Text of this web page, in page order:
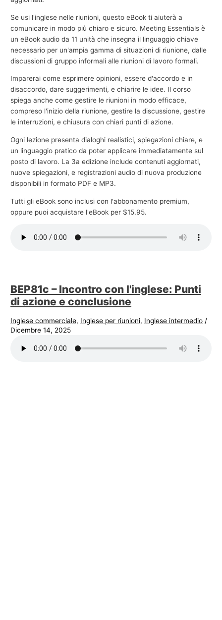
Se usi l'inglese nelle riunioni, questo eBook ti aiuterà a
comunicare in modo più chiaro e sicuro. Meeting Essentials è
un eBook audio da 11 unità che insegna il linguaggio chiave
necessario per un'ampia gamma di situazioni di riunione, dalle
discussioni di gruppo informali alle riunioni di lavoro formali.
Imparerai come esprimere opinioni, essere d'accordo e in
disaccordo, dare suggerimenti, e chiarire le idee. Il corso
spiega anche come gestire le riunioni in modo efficace,
compreso l'inizio della riunione, gestire la discussione, gestire
le interruzioni, e chiusura con chiari punti di azione.
Ogni lezione presenta dialoghi realistici, spiegazioni chiare, e
un linguaggio pratico da poter applicare immediatamente sul
posto di lavoro. La 3a edizione include contenuti aggiornati,
nuove spiegazioni, e registrazioni audio di nuova produzione
disponibili in formato PDF e MP3.
Tutti gli eBook sono inclusi con l'abbonamento premium,
oppure puoi acquistare l'eBook per $15.95.
BEP81c – Incontro con l'inglese: Punti
di azione e conclusione
Inglese commerciale, Inglese per riunioni, Inglese intermedio /
Dicembre 14, 2025